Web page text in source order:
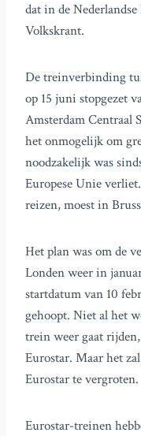
dat in de
Volkskrant.
De treinverbinding
op 15 juni stopgezet
Amsterdam Centraal
het onmogelijk om
noodzakelijk was
Europese Unie
reizen, moest in
Het plan was om de
Londen weer in
startdatum van 10
gehoopt. Niet al het
trein weer gaat
Eurostar. Maar het
Eurostar te vergroten.
Eurostar-treinen